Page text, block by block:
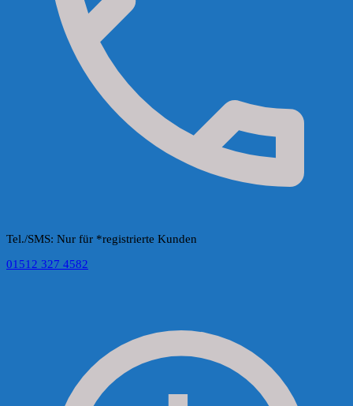
Tel./SMS: Nur für *registrierte Kunden
01512 327 4582